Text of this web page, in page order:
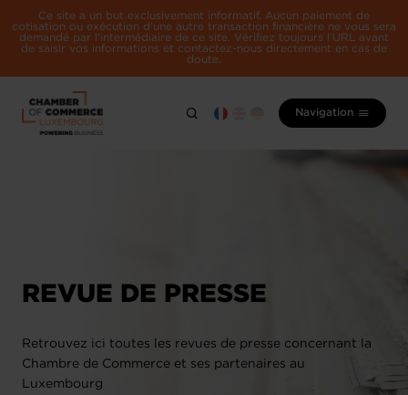
Ce site a un but exclusivement informatif. Aucun paiement de
cotisation ou exécution d'une autre transaction financière ne vous sera
demandé par l'intermédiaire de ce site. Vérifiez toujours l'URL avant
de saisir vos informations et contactez-nous directement en cas de
doute.
Navigation
REVUE DE PRESSE
Retrouvez ici toutes les revues de presse concernant la
Chambre de Commerce et ses partenaires au
Luxembourg